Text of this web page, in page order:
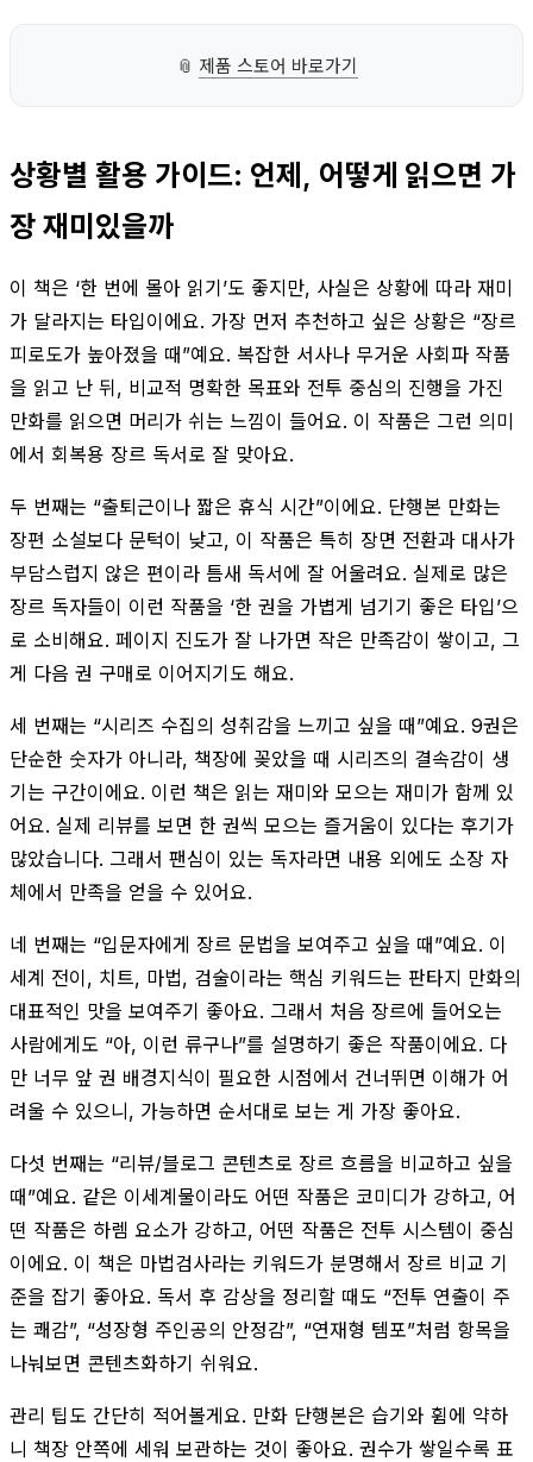
📎 제품 스토어 바로가기
상황별 활용 가이드: 언제, 어떻게 읽으면 가
장 재미있을까
이 책은 ‘한 번에 몰아 읽기’도 좋지만, 사실은 상황에 따라 재미
가 달라지는 타입이에요. 가장 먼저 추천하고 싶은 상황은 “장르
피로도가 높아졌을 때”예요. 복잡한 서사나 무거운 사회파 작품
을 읽고 난 뒤, 비교적 명확한 목표와 전투 중심의 진행을 가진
만화를 읽으면 머리가 쉬는 느낌이 들어요. 이 작품은 그런 의미
에서 회복용 장르 독서로 잘 맞아요.
두 번째는 “출퇴근이나 짧은 휴식 시간”이에요. 단행본 만화는
장편 소설보다 문턱이 낮고, 이 작품은 특히 장면 전환과 대사가
부담스럽지 않은 편이라 틈새 독서에 잘 어울려요. 실제로 많은
장르 독자들이 이런 작품을 ‘한 권을 가볍게 넘기기 좋은 타입’으
로 소비해요. 페이지 진도가 잘 나가면 작은 만족감이 쌓이고, 그
게 다음 권 구매로 이어지기도 해요.
세 번째는 “시리즈 수집의 성취감을 느끼고 싶을 때”예요. 9권은
단순한 숫자가 아니라, 책장에 꽂았을 때 시리즈의 결속감이 생
기는 구간이에요. 이런 책은 읽는 재미와 모으는 재미가 함께 있
어요. 실제 리뷰를 보면 한 권씩 모으는 즐거움이 있다는 후기가
많았습니다. 그래서 팬심이 있는 독자라면 내용 외에도 소장 자
체에서 만족을 얻을 수 있어요.
네 번째는 “입문자에게 장르 문법을 보여주고 싶을 때”예요. 이
세계 전이, 치트, 마법, 검술이라는 핵심 키워드는 판타지 만화의
대표적인 맛을 보여주기 좋아요. 그래서 처음 장르에 들어오는
사람에게도 “아, 이런 류구나”를 설명하기 좋은 작품이에요. 다
만 너무 앞 권 배경지식이 필요한 시점에서 건너뛰면 이해가 어
려울 수 있으니, 가능하면 순서대로 보는 게 가장 좋아요.
다섯 번째는 “리뷰/블로그 콘텐츠로 장르 흐름을 비교하고 싶을
때”예요. 같은 이세계물이라도 어떤 작품은 코미디가 강하고, 어
떤 작품은 하렘 요소가 강하고, 어떤 작품은 전투 시스템이 중심
이에요. 이 책은 마법검사라는 키워드가 분명해서 장르 비교 기
준을 잡기 좋아요. 독서 후 감상을 정리할 때도 “전투 연출이 주
는 쾌감”, “성장형 주인공의 안정감”, “연재형 템포”처럼 항목을
나눠보면 콘텐츠화하기 쉬워요.
관리 팁도 간단히 적어볼게요. 만화 단행본은 습기와 휨에 약하
니 책장 안쪽에 세워 보관하는 것이 좋아요. 권수가 쌓일수록 표